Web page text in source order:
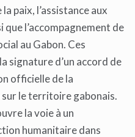
paix, l’assistance aux
l’accompagnement de
au Gabon. Ces
signature d’un accord de
officielle de la
sur le territoire gabonais.
la voie à un
humanitaire dans